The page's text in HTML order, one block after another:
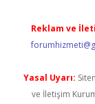
Reklam ve
Yasal Uyarı:
ve İletişim